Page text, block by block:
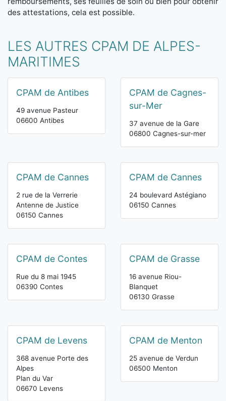
des attestations, cela est possible.
LES AUTRES CPAM DE ALPES-
MARITIMES
CPAM de Antibes
49 avenue Pasteur
06600 Antibes
CPAM de Cagnes-
sur-Mer
37 avenue de la Gare
06800 Cagnes-sur-mer
CPAM de Cannes
2 rue de la Verrerie
Antenne de Justice
06150 Cannes
CPAM de Cannes
24 boulevard Astégiano
06150 Cannes
CPAM de Contes
Rue du 8 mai 1945
06390 Contes
CPAM de Grasse
16 avenue Riou-
Blanquet
06130 Grasse
CPAM de Levens
368 avenue Porte des
Alpes
Plan du Var
06670 Levens
CPAM de Menton
25 avenue de Verdun
06500 Menton